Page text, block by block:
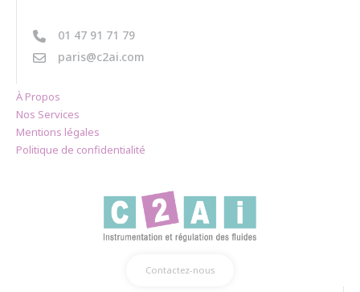
01 47 91 71 79
paris@c2ai.com
À Propos
Nos Services
Mentions légales
Politique de confidentialité
Contactez-nous